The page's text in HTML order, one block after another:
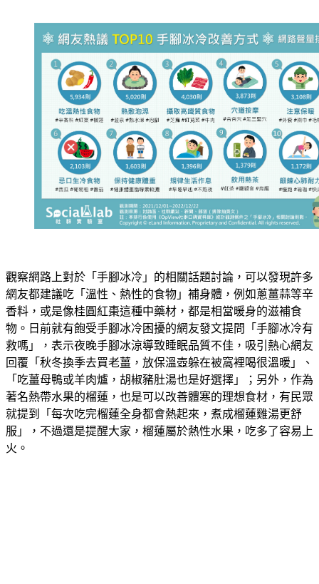
觀察網路上對於「手腳冰冷」的相關話題討論，可以發現許多
網友都建議吃「溫性、熱性的食物」補身體，例如蔥薑蒜等辛
香料，或是像桂圓紅棗這種中藥材，都是相當暖身的滋補食
物。日前就有飽受手腳冰冷困擾的網友發文提問「手腳冰冷有
救嗎」，表示夜晚手腳冰涼導致睡眠品質不佳，吸引熱心網友
回覆「秋冬換季去買老薑，放保溫壺躲在被窩裡喝很溫暖」、
「吃薑母鴨或羊肉爐，胡椒豬肚湯也是好選擇」；另外，作為
著名熱帶水果的榴蓮，也是可以改善體寒的理想食材，有民眾
就提到「每次吃完榴蓮全身都會熱起來，煮成榴蓮雞湯更舒
服」，不過還是提醒大家，榴蓮屬於熱性水果，吃多了容易上
火。